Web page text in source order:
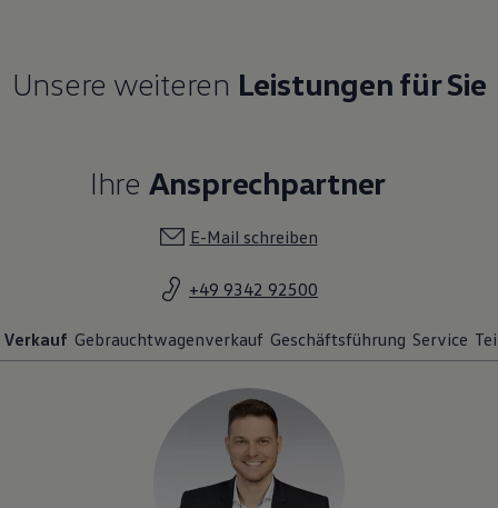
Unsere weiteren Leistungen für Sie
Ihre Ansprechpartner
E-Mail schreiben
+49 9342 92500
Verkauf Gebrauchtwagenverkauf Geschäftsführung Service